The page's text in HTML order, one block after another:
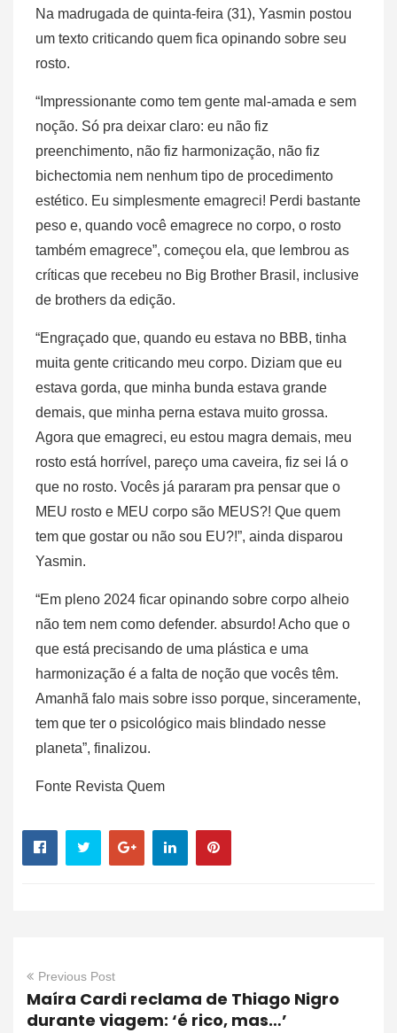
Na madrugada de quinta-feira (31), Yasmin postou
um texto criticando quem fica opinando sobre seu
rosto.
“Impressionante como tem gente mal-amada e sem
noção. Só pra deixar claro: eu não fiz
preenchimento, não fiz harmonização, não fiz
bichectomia nem nenhum tipo de procedimento
estético. Eu simplesmente emagreci! Perdi bastante
peso e, quando você emagrece no corpo, o rosto
também emagrece”, começou ela, que lembrou as
críticas que recebeu no Big Brother Brasil, inclusive
de brothers da edição.
“Engraçado que, quando eu estava no BBB, tinha
muita gente criticando meu corpo. Diziam que eu
estava gorda, que minha bunda estava grande
demais, que minha perna estava muito grossa.
Agora que emagreci, eu estou magra demais, meu
rosto está horrível, pareço uma caveira, fiz sei lá o
que no rosto. Vocês já pararam pra pensar que o
MEU rosto e MEU corpo são MEUS?! Que quem
tem que gostar ou não sou EU?!”, ainda disparou
Yasmin.
“Em pleno 2024 ficar opinando sobre corpo alheio
não tem nem como defender. absurdo! Acho que o
que está precisando de uma plástica e uma
harmonização é a falta de noção que vocês têm.
Amanhã falo mais sobre isso porque, sinceramente,
tem que ter o psicológico mais blindado nesse
planeta”, finalizou.
Fonte Revista Quem
Previous Post
Maíra Cardi reclama de Thiago Nigro
durante viagem: ‘é rico, mas…’